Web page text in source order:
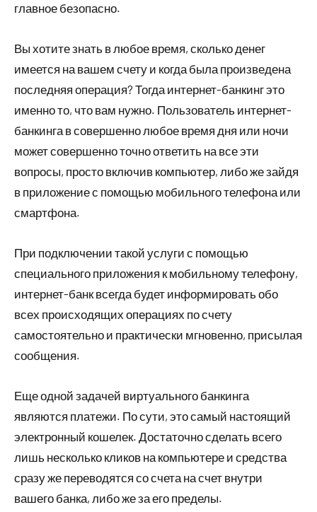
главное безопасно.
Вы хотите знать в любое время, сколько денег
имеется на вашем счету и когда была произведена
последняя операция? Тогда интернет-банкинг это
именно то, что вам нужно. Пользователь интернет-
банкинга в совершенно любое время дня или ночи
может совершенно точно ответить на все эти
вопросы, просто включив компьютер, либо же зайдя
в приложение с помощью мобильного телефона или
смартфона.
При подключении такой услуги с помощью
специального приложения к мобильному телефону,
интернет-банк всегда будет информировать обо
всех происходящих операциях по счету
самостоятельно и практически мгновенно, присылая
сообщения.
Еще одной задачей виртуального банкинга
являются платежи. По сути, это самый настоящий
электронный кошелек. Достаточно сделать всего
лишь несколько кликов на компьютере и средства
сразу же переводятся со счета на счет внутри
вашего банка, либо же за его пределы.